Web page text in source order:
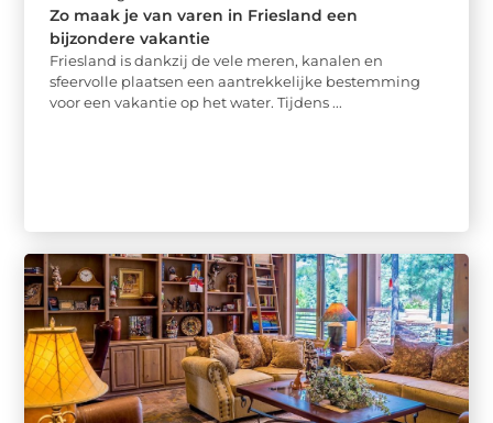
Zo maak je van varen in Friesland een
bijzondere vakantie
Friesland is dankzij de vele meren, kanalen en
sfeervolle plaatsen een aantrekkelijke bestemming
voor een vakantie op het water. Tijdens ...